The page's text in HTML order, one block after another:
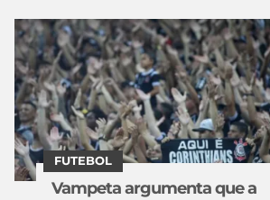
Vampeta argumenta que a
FUTEBOL